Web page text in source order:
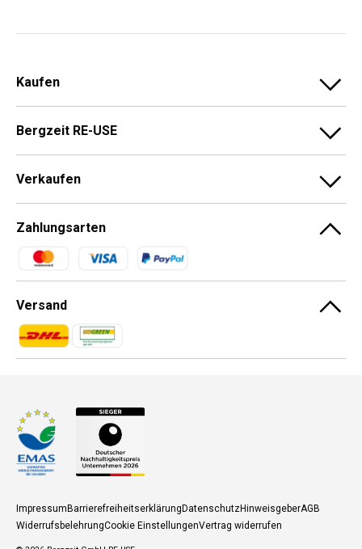
Kaufen
Bergzeit RE-USE
Verkaufen
Zahlungsarten
Zahlungsmethoden
Versand
Zahlungsmethoden
Zahlungsmethoden
ImpressumBarrierefreiheitserklärungDatenschutzHinweisgeberAGB
WiderrufsbelehrungCookie EinstellungenVertrag widerrufen